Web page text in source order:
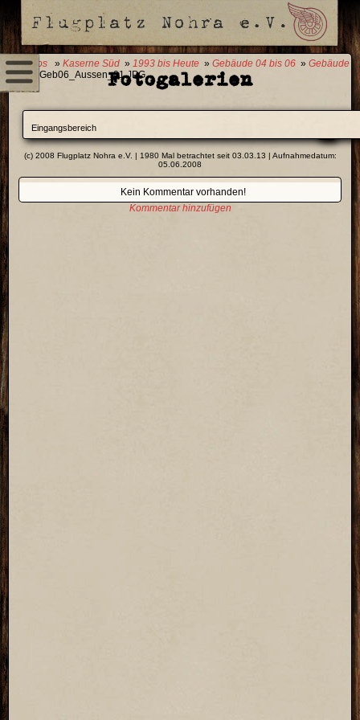
0 Fotos » Kaserne Süd » 1993 bis Heute » Gebäude 04 bis 06 » Gebäude
06» Geb06_Aussen_01.JPGFotogalerien
Eingangsbereich
(c) 2008 Flugplatz Nohra e.V. | 1980 Mal betrachtet seit 03.03.13 | Aufnahmedatum:
05.06.2008
Kein Kommentar vorhanden!
Kommentar hinzufügen